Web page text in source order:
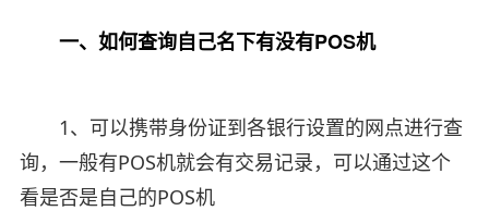
一、如何查询自己名下有没有POS机
1、可以携带身份证到各银行设置的网点进行查
询，一般有POS机就会有交易记录，可以通过这个
看是否是自己的POS机